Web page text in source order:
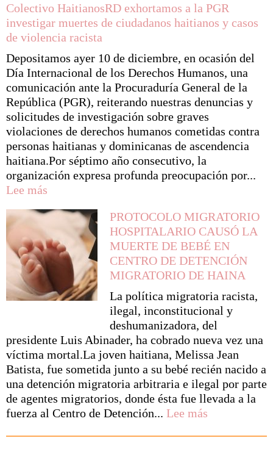
once
años
del
linchamiento
de
Tulile,
el
crimen
sigue
impune
y
continúan
racistas
República
Dominicana
Colectivo HaitianosRD exhortamos a la PGR
investigar muertes de ciudadanos haitianos y casos
de violencia racista
Depositamos ayer 10 de diciembre, en ocasión del
Día Internacional de los Derechos Humanos, una
comunicación ante la Procuraduría General de la
República (PGR), reiterando nuestras denuncias y
solicitudes de investigación sobre graves
violaciones de derechos humanos cometidas contra
personas haitianas y dominicanas de ascendencia
haitiana.Por séptimo año consecutivo, la
organización expresa profunda preocupación por...
Lee más
HaitianosRD
exhortamos
a
la
PGR
investigar
ciudadanos
haitianos
y
casos
de
violencia
PROTOCOLO MIGRATORIO
HOSPITALARIO CAUSÓ LA
MUERTE DE BEBÉ EN
CENTRO DE DETENCIÓN
MIGRATORIO DE HAINA
La política migratoria racista,
ilegal, inconstitucional y
deshumanizadora, del
presidente Luis Abinader, ha cobrado nueva vez una
víctima mortal.La joven haitiana, Melissa Jean
Batista, fue sometida junto a su bebé recién nacido a
una detención migratoria arbitraria e ilegal por parte
de agentes migratorios, donde ésta fue llevada a la
fuerza al Centro de Detención... Lee más